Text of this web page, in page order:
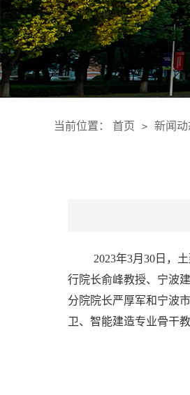
当前位置： 首页 > 新闻动
2023年3月 30 日，
行院长俞峰教授、 宁波
分院院长严厚军和宁波
卫、智能建造专业骨干